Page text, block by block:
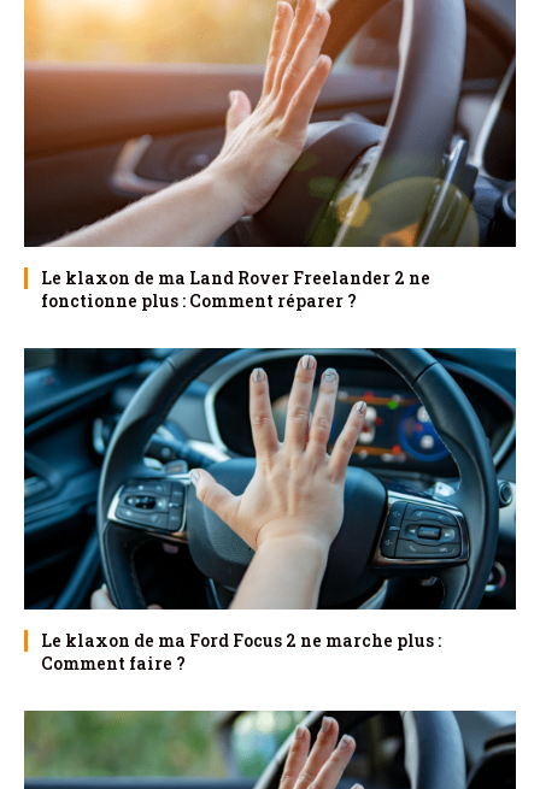
Le klaxon de ma Land Rover Freelander 2 ne
fonctionne plus : Comment réparer ?
Le klaxon de ma Ford Focus 2 ne marche plus :
Comment faire ?